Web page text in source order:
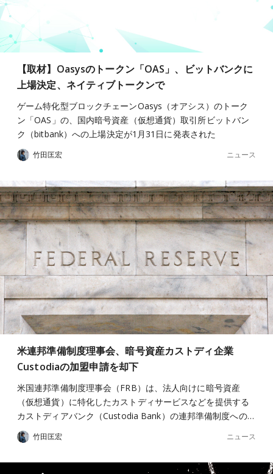
【取材】Oasysのトークン「OAS」、ビットバンクに
上場決定、ネイティブトークンで
ゲーム特化型ブロックチェーンOasys（オアシス）のトーク
ン「OAS」の、国内暗号資産（仮想通貨）取引所ビットバン
ク（bitbank）への上場決定が1月31日に発表された
竹田匡宏 ニュース
米連邦準備制度理事会、暗号資産カストディ企業
Custodiaの加盟申請を却下
米国連邦準備制度理事会（FRB）は、法人向けに暗号資産
（仮想通貨）に特化したカストディサービスなどを提供する
カストディアバンク（Custodia Bank）の連邦準備制度への…
竹田匡宏 ニュース